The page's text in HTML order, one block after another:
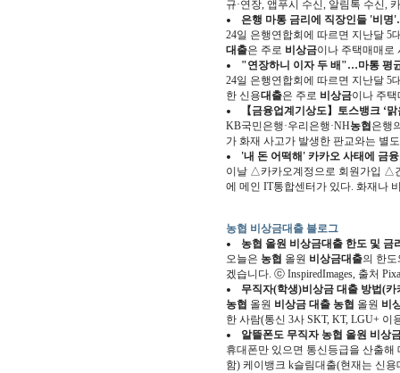
규·연장, 앱푸시 수신, 알림톡 수신,
은행 마통 금리에 직장인들 '비
24일 은행연합회에 따르면 지난달 5
대출은 주로 비상금이나 주택매매로
"연장하니 이자 두 배"…마통 평
24일 은행연합회에 따르면 지난달 5
한 신용대출은 주로 비상금이나 주
【금융업계기상도】토스뱅크 ‘맑
KB국민은행·우리은행·NH농협은행
가 화재 사고가 발생한 판교와는 별
'내 돈 어떡해' 카카오 사태에 금
이날 △카카오계정으로 회원가입
에 메인 IT통합센터가 있다. 화재나
농협 비상금대출 블로그
농협 올원 비상금대출 한도 및 금
오늘은농협 올원 비상금대출의 한
겠습니다. ⓒ InspiredImages, 출처
무직자(학생)비상금 대출 방법(
농협 올원 비상금 대출 농협 올원 비
한 사람(통신 3사 SKT, KT, LGU+ 이
알뜰폰도 무직자농협 올원 비상
휴대폰만 있으면 통신등급을 산출
함) 케이뱅크 k슬림대출(현재는 신